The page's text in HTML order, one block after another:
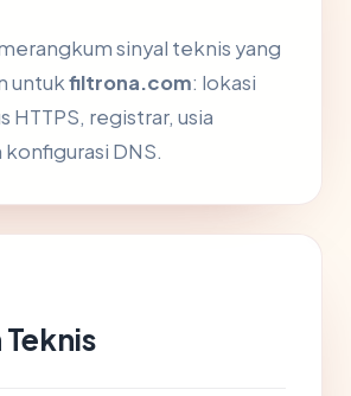
sinyal teknis yang
untukfiltrona.com: lokasi
HTTPS, registrar, usia
DNS.